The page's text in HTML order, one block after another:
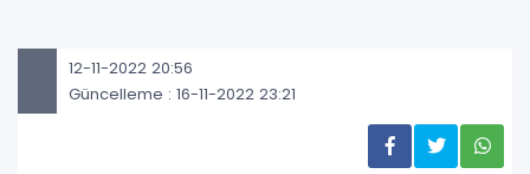
12-11-2022 20:56
Güncelleme : 16-11-2022 23:21